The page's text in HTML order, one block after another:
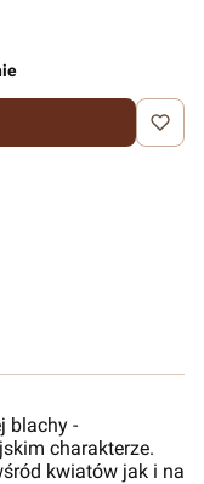
blachy -
charakterze.
kwiatów jak i na